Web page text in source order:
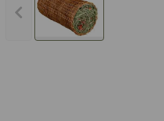
Vorheriges Bild anzeigen